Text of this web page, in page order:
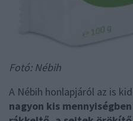
Fotó: Nébih
A Nébih honlapjáról az is
nagyon kis